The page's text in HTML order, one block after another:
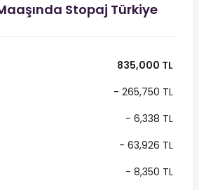
Stopaj Türkiye
835,000 TL
- 265,750 TL
- 6,338 TL
- 63,926 TL
- 8,350 TL